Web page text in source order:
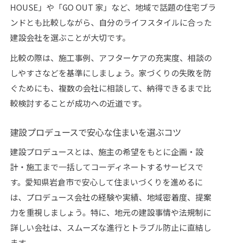
HOUSE」や「GO OUT 家」など、地域で話題の住宅ブラ
ンドとも比較しながら、自分のライフスタイルに合った
建設会社を選ぶことが大切です。
比較の際は、施工事例、アフターケアの充実度、相談の
しやすさなどを基準にしましょう。家づくりの失敗を防
ぐためにも、複数の会社に相談して、納得できるまで比
較検討することが成功への近道です。
建設プロデュースで安心な住まいを選ぶコツ
建設プロデュースとは、施主の希望をもとに企画・設
計・施工まで一括してコーディネートするサービスで
す。愛知県岩倉市で安心して住まいづくりを進めるに
は、プロデュース会社の経験や実績、地域密着度、提案
力を重視しましょう。特に、地元の建設事情や法規制に
詳しい会社は、スムーズな進行とトラブル防止に直結し